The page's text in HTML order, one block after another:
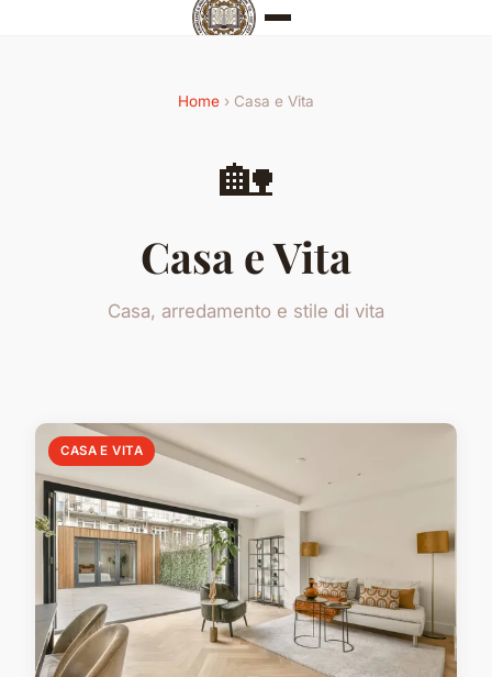
Home › Casa e Vita
🏡
Casa e Vita
Casa, arredamento e stile di vita
CASA E VITA